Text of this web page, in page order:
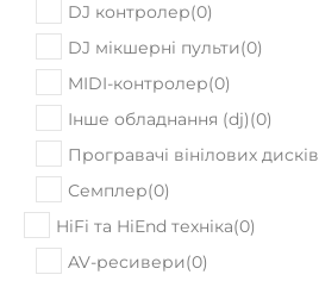
DJ контролер(0)
DJ мікшерні пульти(0)
MIDI-контролер(0)
Інше обладнання (dj)(0)
Програвачі вінілових дисків
Семплер(0)
HiFi та HiEnd техніка(0)
AV-ресивери(0)